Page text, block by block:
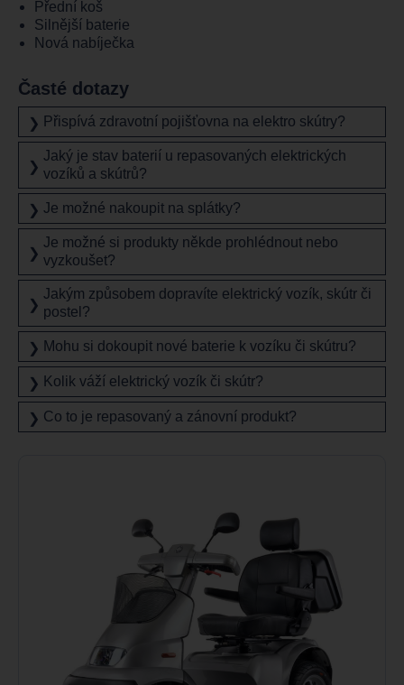
Přední koš
Silnější baterie
Nová nabíječka
Časté dotazy
❯ Přispívá zdravotní pojišťovna na elektro skútry?
❯
Jaký je stav baterií u repasovaných elektrických
vozíků a skútrů?
❯ Je možné nakoupit na splátky?
❯
Je možné si produkty někde prohlédnout nebo
vyzkoušet?
❯
Jakým způsobem dopravíte elektrický vozík, skútr či
postel?
❯ Mohu si dokoupit nové baterie k vozíku či skútru?
❯ Kolik váží elektrický vozík či skútr?
❯ Co to je repasovaný a zánovní produkt?